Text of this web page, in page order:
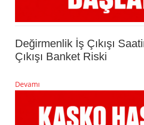
Değirmenlik İş Çıkışı
Çıkışı Banket Riski
Devamı